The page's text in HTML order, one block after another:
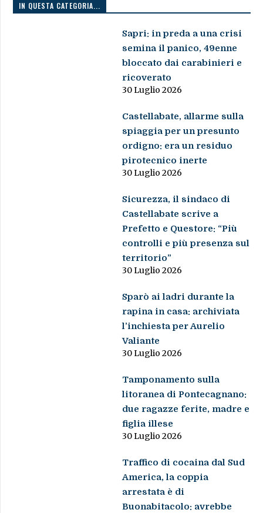
IN QUESTA CATEGORIA...
Sapri: in preda a una crisi
semina il panico, 49enne
bloccato dai carabinieri e
ricoverato
30 Luglio 2026
Castellabate, allarme sulla
spiaggia per un presunto
ordigno: era un residuo
pirotecnico inerte
30 Luglio 2026
Sicurezza, il sindaco di
Castellabate scrive a
Prefetto e Questore: “Più
controlli e più presenza sul
territorio”
30 Luglio 2026
Sparò ai ladri durante la
rapina in casa: archiviata
l’inchiesta per Aurelio
Valiante
30 Luglio 2026
Tamponamento sulla
litoranea di Pontecagnano:
due ragazze ferite, madre e
figlia illese
30 Luglio 2026
Traffico di cocaina dal Sud
America, la coppia
arrestata è di
Buonabitacolo: avrebbe